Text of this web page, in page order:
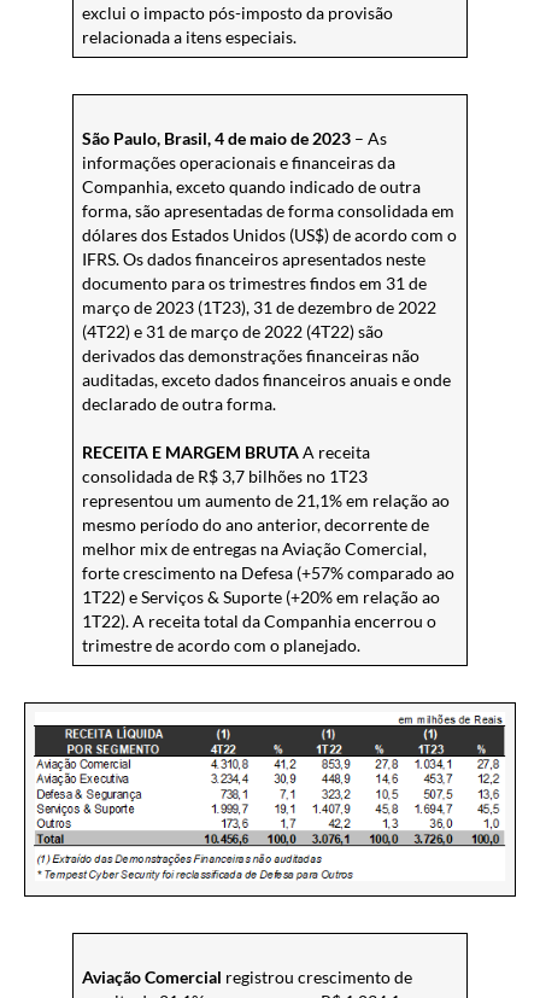
exclui o impacto pós-imposto da provisão
relacionada a itens especiais.
São Paulo, Brasil, 4 de maio de 2023 – As
informações operacionais e financeiras da
Companhia, exceto quando indicado de outra
forma, são apresentadas de forma consolidada em
dólares dos Estados Unidos (US$) de acordo com o
IFRS. Os dados financeiros apresentados neste
documento para os trimestres findos em 31 de
março de 2023 (1T23), 31 de dezembro de 2022
(4T22) e 31 de março de 2022 (4T22) são
derivados das demonstrações financeiras não
auditadas, exceto dados financeiros anuais e onde
declarado de outra forma.
RECEITA E MARGEM BRUTAA receita
consolidada de R$ 3,7 bilhões no 1T23
representou um aumento de 21,1% em relação ao
mesmo período do ano anterior, decorrente de
melhor mix de entregas na Aviação Comercial,
forte crescimento na Defesa (+57% comparado ao
1T22) e Serviços & Suporte (+20% em relação ao
1T22). A receita total da Companhia encerrou o
trimestre de acordo com o planejado.
Aviação Comercial registrou crescimento de